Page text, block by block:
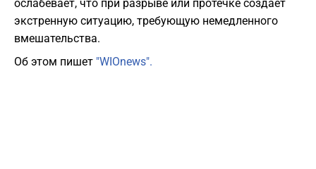
ослабевает, что при разрыве или протечке создает
экстренную ситуацию, требующую немедленного
вмешательства.
Об этом пишет "WIOnews".